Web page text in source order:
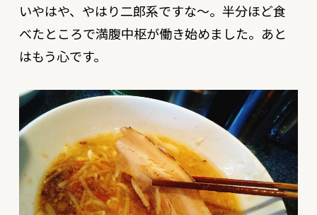
いやはや、やはり二郎系ですな〜。半分ほど食
べたところで満腹中枢が働き始めました。あと
はもう心です。